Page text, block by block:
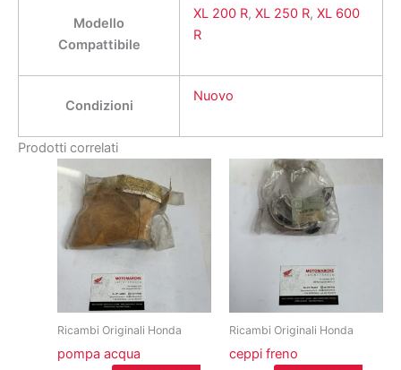
Modello
Compattibile
XL 200 R, XL 250 R, XL 600
R
Condizioni
Nuovo
Prodotti correlati
Ricambi Originali Honda
pompa acqua
Ricambi Originali Honda
ceppi freno